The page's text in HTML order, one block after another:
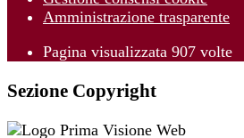
Amministrazione trasparente
Pagina visualizzata 907 volte
Sezione Copyright